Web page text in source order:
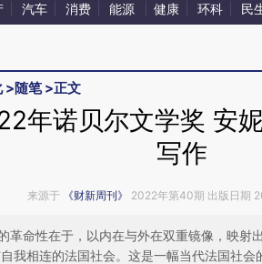
汽车 消费 能源 健康 环科 民
>随笔>正文
年诺贝尔文学奖 安
写作
来源于 《财新周刊》 2022年第40期 出版日期
革命性在于，以内在与外在双重镜像，映射
我相连的法国社会。这是一幅当代法国社会